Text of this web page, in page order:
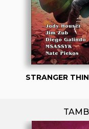
STRANGER